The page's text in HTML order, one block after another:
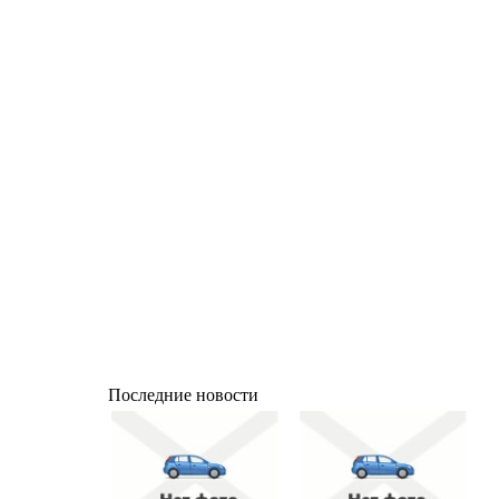
Последние новости